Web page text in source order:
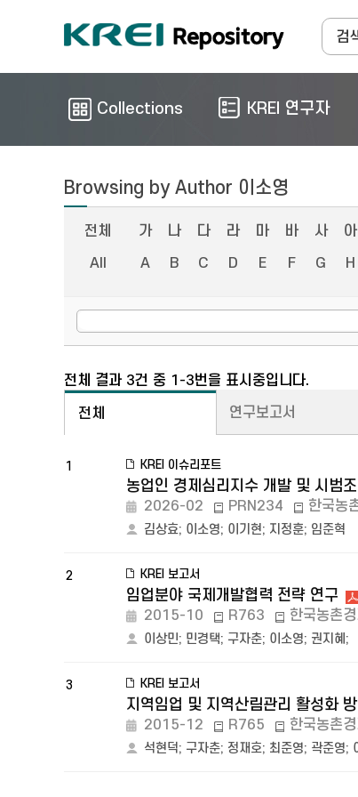
Collections KREI 연구자
Browsing by Author 이소영
전체 가 나 다 라 마 바 사 아
All
A B C D E F G H
전체 결과 3건 중 1-3번을 표시중입니다.
전체 연구보고서
1 KREI 이슈리포트
농업인 경제심리지수 개발 및 시범
2026-02 PRN234 한국농
김상효; 이소영; 이기현; 지정훈; 임준혁
2 KREI 보고서
임업분야 국제개발협력 전략 연구
2015-10 R763 한국농촌
이상민; 민경택; 구자춘; 이소영; 권지혜 ;
3 KREI 보고서
지역임업 및 지역산림관리 활성화
2015-12 R765 한국농촌
석현덕; 구자춘; 정재호; 최준영; 곽준영;